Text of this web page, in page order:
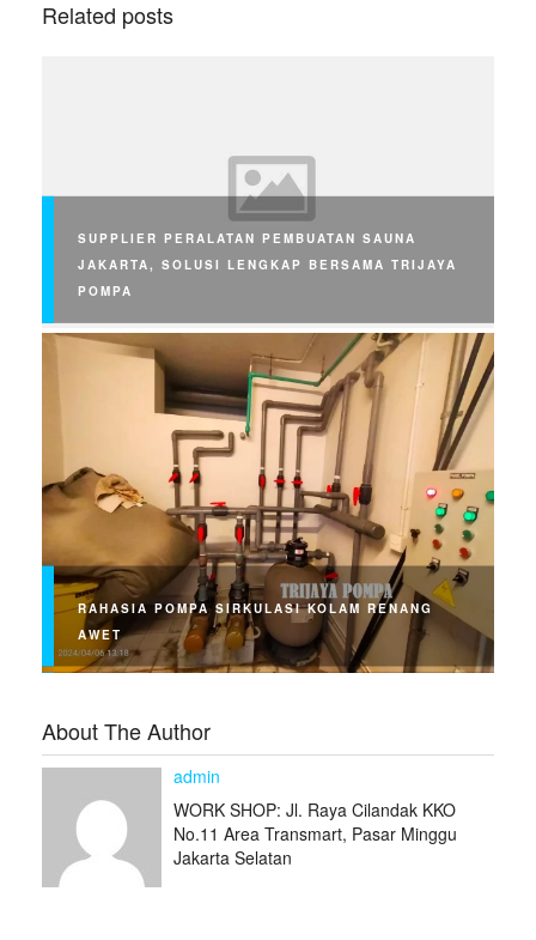
Related posts
SUPPLIER PERALATAN PEMBUATAN SAUNA
JAKARTA, SOLUSI LENGKAP BERSAMA TRIJAYA
POMPA
RAHASIA POMPA SIRKULASI KOLAM RENANG
AWET
About The Author
admin
WORK SHOP: Jl. Raya Cilandak KKO
No.11 Area Transmart, Pasar Minggu
Jakarta Selatan